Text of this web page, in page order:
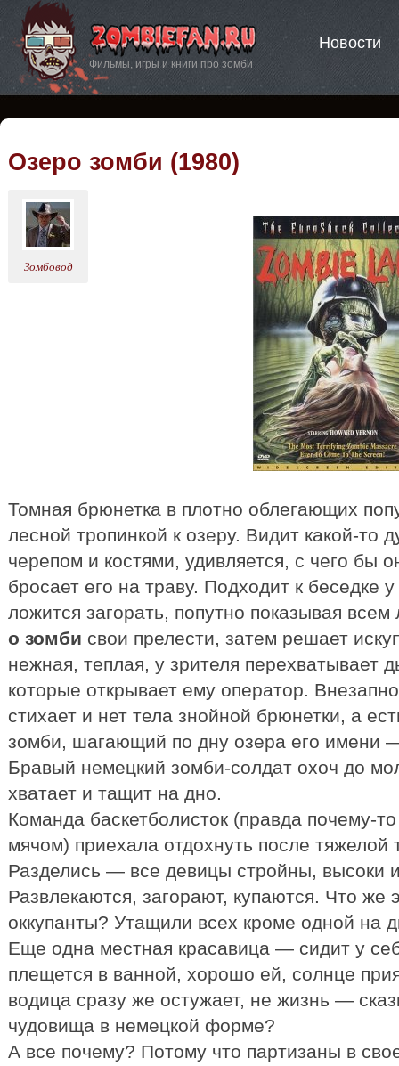
Фильмы, игры и книги про зомби
Новости
Озеро зомби (1980)
Зомбовод
Томная брюнетка в плотно облегающих
лесной тропинкой к озеру. Видит какой-то
черепом и костями, удивляется, с чего бы
бросает его на траву. Подходит к беседке
ложится загорать, попутно показывая
о зомби свои прелести, затем решает
нежная, теплая, у зрителя перехватывает
которые открывает ему оператор.
стихает и нет тела знойной брюнетки, а
зомби, шагающий по дну озера его имени
Бравый немецкий зомби-солдат охоч до
хватает и тащит на дно.
Команда баскетболисток (правда почему-
мячом) приехала отдохнуть после тяжелой
Разделись — все девицы стройны, высоки
Развлекаются, загорают, купаются. Что же
оккупанты? Утащили всех кроме одной на
Еще одна местная красавица — сидит у
плещется в ванной, хорошо ей, солнце
водица сразу же остужает, не жизнь —
чудовища в немецкой форме?
А все почему? Потому что партизаны в